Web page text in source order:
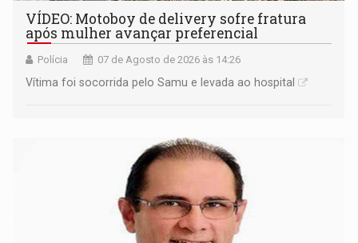
VÍDEO: Motoboy de delivery sofre fratura
após mulher avançar preferencial
Polícia 07 de Agosto de 2026 às 14:26
Vítima foi socorrida pelo Samu e levada ao hospital